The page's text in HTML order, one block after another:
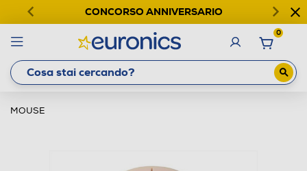
CONCORSO ANNIVERSARIO
0
MOUSE